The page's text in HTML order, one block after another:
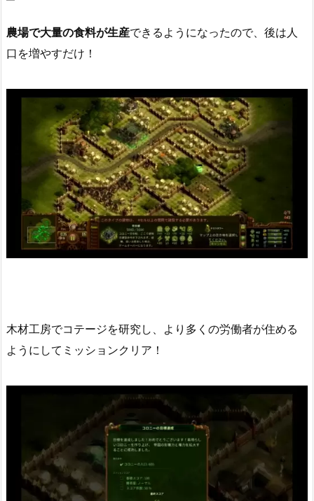
農場で大量の食料が生産できるようになったので、後は人
口を増やすだけ！
木材工房でコテージを研究し、より多くの労働者が住める
ようにしてミッションクリア！